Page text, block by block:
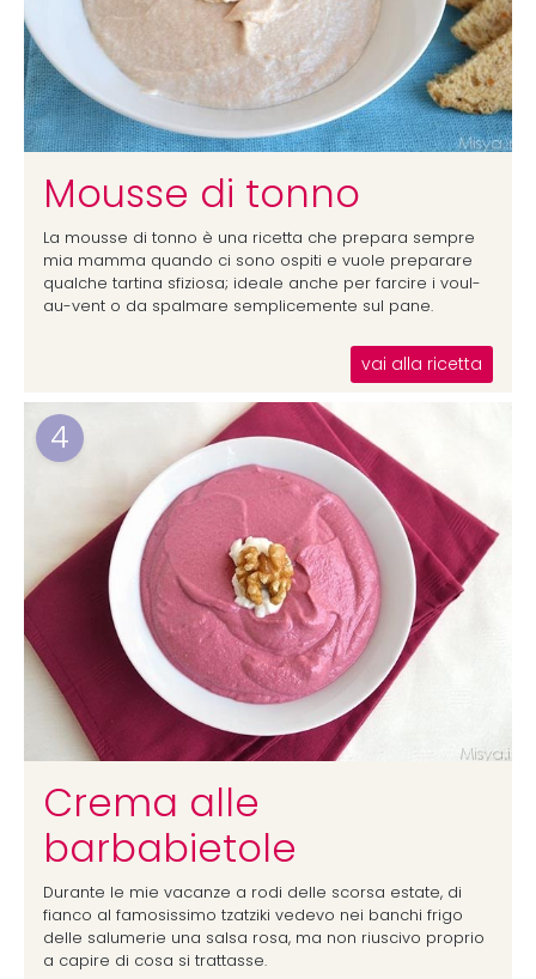
Mousse di tonno
La mousse di tonno è una ricetta che prepara sempre
mia mamma quando ci sono ospiti e vuole preparare
qualche tartina sfiziosa; ideale anche per farcire i voul-
au-vent o da spalmare semplicemente sul pane.
vai alla ricetta
4
Crema alle
barbabietole
Durante le mie vacanze a rodi delle scorsa estate, di
fianco al famosissimo tzatziki vedevo nei banchi frigo
delle salumerie una salsa rosa, ma non riuscivo proprio
a capire di cosa si trattasse.